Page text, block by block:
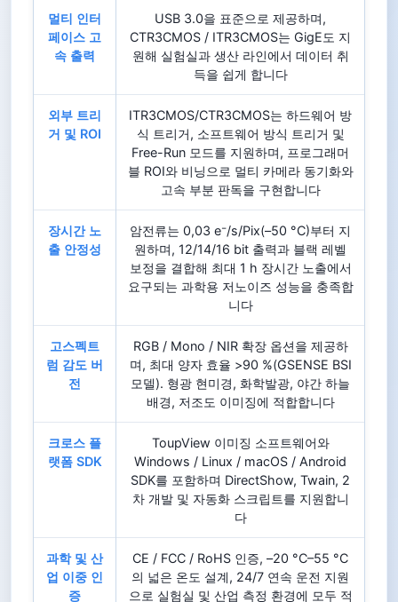
멀티 인터
페이스 고
속 출력
USB 3.0을 표준으로 제공하며,
CTR3CMOS / ITR3CMOS는 GigE도 지
원해 실험실과 생산 라인에서 데이터 취
득을 쉽게 합니다
외부 트리
거 및 ROI
ITR3CMOS/CTR3CMOS는 하드웨어 방
식 트리거, 소프트웨어 방식 트리거 및
Free-Run 모드를 지원하며, 프로그래머
블 ROI와 비닝으로 멀티 카메라 동기화와
고속 부분 판독을 구현합니다
장시간 노
출 안정성
암전류는 0,03 e⁻/s/Pix(–50 °C)부터 지
원하며, 12/14/16 bit 출력과 블랙 레벨
보정을 결합해 최대 1 h 장시간 노출에서
요구되는 과학용 저노이즈 성능을 충족합
니다
고스펙트
럼 감도 버
전
RGB / Mono / NIR 확장 옵션을 제공하
며, 최대 양자 효율 >90 %(GSENSE BSI
모델). 형광 현미경, 화학발광, 야간 하늘
배경, 저조도 이미징에 적합합니다
크로스 플
랫폼 SDK
ToupView 이미징 소프트웨어와
Windows / Linux / macOS / Android
SDK를 포함하며 DirectShow, Twain, 2
차 개발 및 자동화 스크립트를 지원합니
다
과학 및 산
업 이중 인
증
CE / FCC / RoHS 인증, –20 °C–55 °C
의 넓은 온도 설계, 24/7 연속 운전 지원
으로 실험실 및 산업 측정 환경에 모두 적